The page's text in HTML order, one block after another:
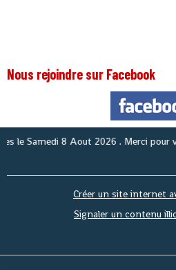
Nous rejoindre sur Facebook
Créer un site internet
Signaler un contenu